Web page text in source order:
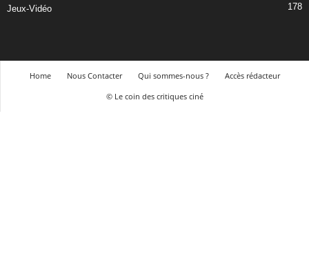
Jeux-Vidéo 178
Home Nous Contacter Qui sommes-nous ?
Accès rédacteur
© Le coin des critiques ciné